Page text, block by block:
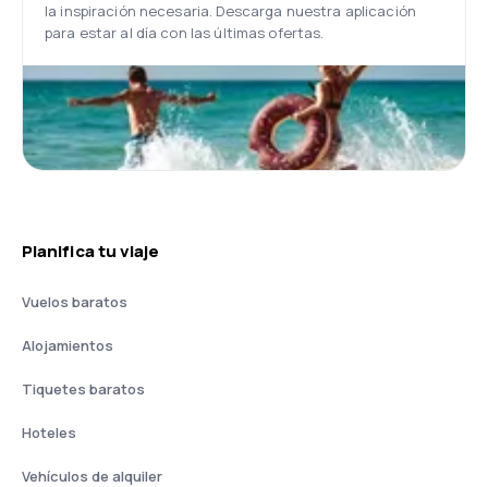
la inspiración necesaria. Descarga nuestra aplicación
para estar al día con las últimas ofertas.
Planifica tu viaje
Vuelos baratos
Alojamientos
Tiquetes baratos
Hoteles
Vehículos de alquiler